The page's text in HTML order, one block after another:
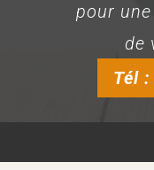
pour
de
Tél